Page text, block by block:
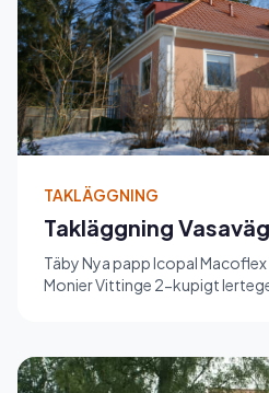
TAKLÄGGNING
Takläggning
Täby Nya papp Icopal
Monier Vittinge 2-kupigt